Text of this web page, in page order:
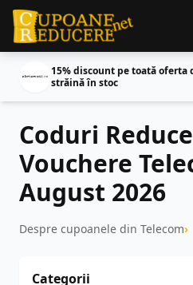
15% discount pe toată oferta
străină în stoc
Coduri
Vouchere
August 2026
Despre cupoanele din Telecom
Categorii